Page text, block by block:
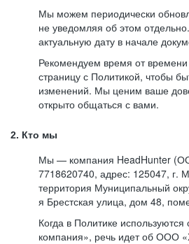
Мы можем периодически
не уведомляя об этом
актуальную дату в начале
Рекомендуем время от
страницу с Политикой, чтобы
изменений. Мы ценим ваше
открыто общаться с вами.
2. Кто мы
Мы — компания HeadHunter
7718620740, адрес: 125047, г.
территория Муниципальный
я Брестская улица, дом 48,
Когда в Политике
компания», речь идет об ООО